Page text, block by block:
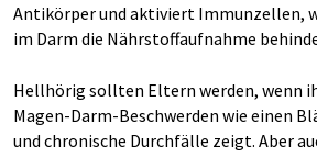
Antikörper und aktiviert Immunzellen,
im Darm die Nährstoffaufnahme
Hellhörig sollten Eltern werden, wenn
Magen-Darm-Beschwerden wie einen
und chronische Durchfälle zeigt. Aber